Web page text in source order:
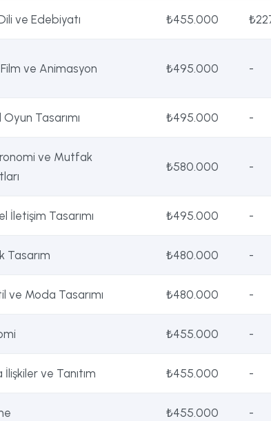
ve Edebiyatı ₺455.000
ve Animasyon ₺495.000 -
Tasarımı ₺495.000 -
ve Mutfak
₺580.000 -
İletişim Tasarımı ₺495.000 -
Tasarım ₺480.000 -
ve Moda Tasarımı ₺480.000 -
₺455.000 -
İlişkiler ve Tanıtım ₺455.000 -
₺455.000 -